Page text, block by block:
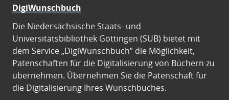
DigiWunschbuch
Die Niedersächsische Staats- und
Universitätsbibliothek Göttingen (SUB) bietet mit
dem Service „DigiWunschbuch” die Möglichkeit,
Patenschaften für die Digitalisierung von Büchern zu
übernehmen. Übernehmen Sie die Patenschaft für
die Digitalisierung Ihres Wunschbuches.